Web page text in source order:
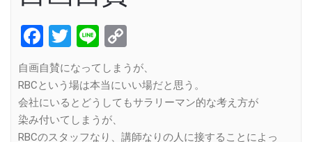
Facebook
Twitter
Line
Link
自画自賛になってしまうが、
RBCという場は本当にいい場だと思う。
会社にいるとどうしてもサラリーマン的な考え方が
染み付いてしまうが、
RBCのスタッフなり、講師なりの人に接することによっ